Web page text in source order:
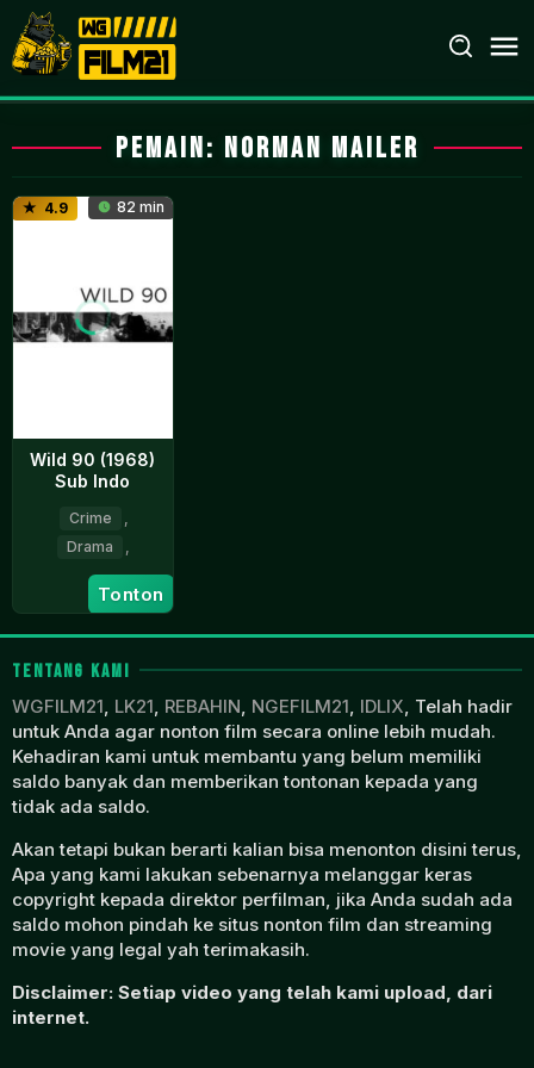
Loncat
ke
konten
Pemain: Norman Mailer
4.9 82 min
Wild 90 (1968)
Sub Indo
Crime
Drama
8
Jan
1968
Norman
Mailer
Tonton
TENTANG KAMI
WGFILM21, LK21, REBAHIN, NGEFILM21, IDLIX, Telah hadir
untuk Anda agar nonton film secara online lebih mudah.
Kehadiran kami untuk membantu yang belum memiliki
saldo banyak dan memberikan tontonan kepada yang
tidak ada saldo.
Akan tetapi bukan berarti kalian bisa menonton disini terus,
Apa yang kami lakukan sebenarnya melanggar keras
copyright kepada direktor perfilman, jika Anda sudah ada
saldo mohon pindah ke situs nonton film dan streaming
movie yang legal yah terimakasih.
Disclaimer: Setiap video yang telah kami upload, dari
internet.